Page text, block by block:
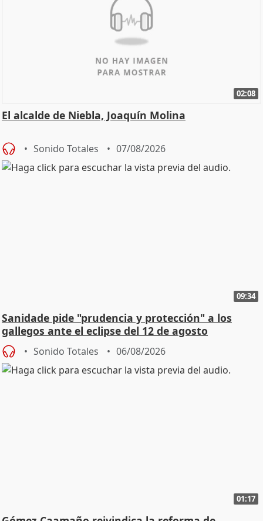
02:08
El alcalde de Niebla, Joaquín Molina
Sonido Totales 07/08/2026
09:34
Sanidade pide "prudencia y protección" a los
gallegos ante el eclipse del 12 de agosto
Sonido Totales 06/08/2026
01:17